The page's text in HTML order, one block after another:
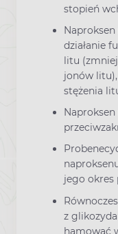
stopień
działanie
litu
jonów
stężenia
Naproksen
jego okres
z
hamować